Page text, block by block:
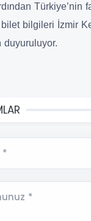
bilgileri İzmir
duyuruluyor.
*
*